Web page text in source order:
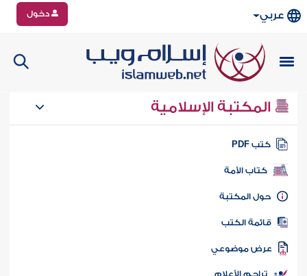
عربي دخول
المكتبة الإسلامية
كتب PDF
كتاب الأمة
المكتبة
الكتب